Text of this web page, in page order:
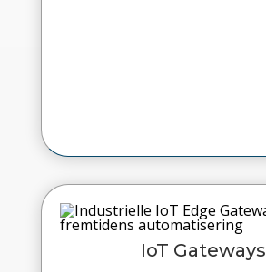
IoT Gateways